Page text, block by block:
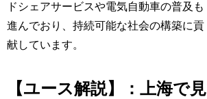
ドシェアサービスや電気自動車の普及も
進んでおり、持続可能な社会の構築に貢
献しています。
【ユース解説】：上海で見